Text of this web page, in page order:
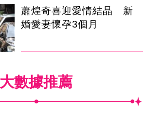
蕭煌奇喜迎愛情結晶 新
婚愛妻懷孕3個月
大數據推薦